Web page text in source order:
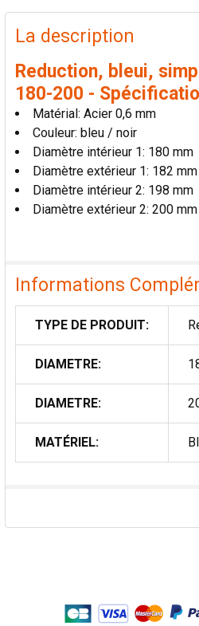
PRODUITS
FRÉQUEMMENT
ACHETÉS
TOUT
SÉLECTIONNER
AJOUTER
LA
SÉLECTION
AU PANIER
La description
Reduction, bleui,
180-200 -
Matérial: Acier 0,6 mm
Couleur: bleu / noir
Diamètre intérieur 1: 180 mm
Diamètre extérieur 1: 182 mm
Diamètre intérieur 2: 198 mm
Diamètre extérieur 2: 200 mm
Informations
TYPE DE PRODUIT:
DIAMETRE:
DIAMETRE:
MATÉRIEL: